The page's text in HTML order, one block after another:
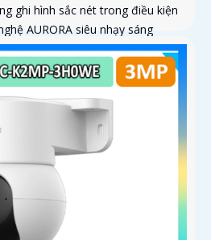
ghi hình sắc nét trong điều kiện
AURORA siêu nhạy sáng